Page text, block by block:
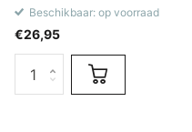
Beschikbaar: op voorraad
€26,95